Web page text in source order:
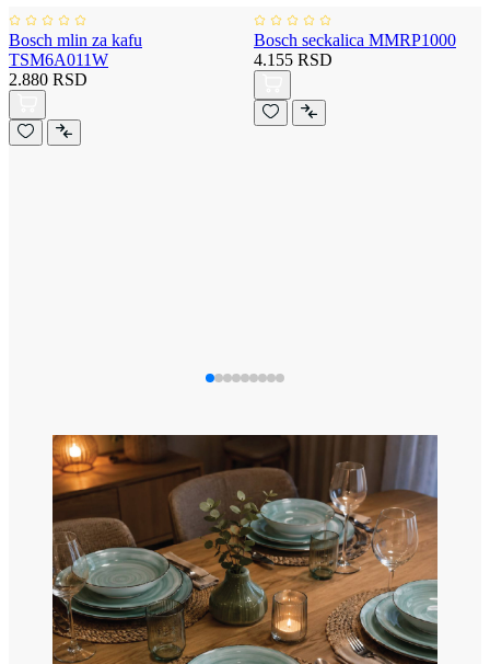
Bosch mlin za kafu
TSM6A011W
2.880 RSD
Bosch seckalica MMRP1000
4.155 RSD